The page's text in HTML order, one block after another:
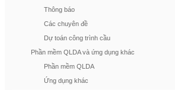
Thông báo
Các chuyên đề
Dự toán công trình cầu
Phần mềm QLDA và ứng dụng khác
Phần mềm QLDA
Ứng dụng khác